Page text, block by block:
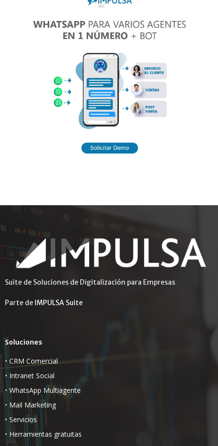
Suite de Soluciones de Digitalización para Empresas
Parte de IMPULSA Suite
Soluciones
•CRM Comercial
• Intranet Social
• WhatsApp Multiagente
• Mail Marketing
• Servicios
• Herramientas gratuitas